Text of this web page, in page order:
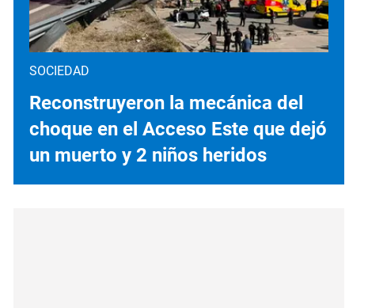
SOCIEDAD
Reconstruyeron la mecánica del
choque en el Acceso Este que dejó
un muerto y 2 niños heridos